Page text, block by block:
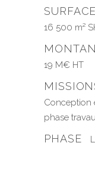
SURFACE
16 500 m²
19 M€ HT
Conception
phase
PHASE